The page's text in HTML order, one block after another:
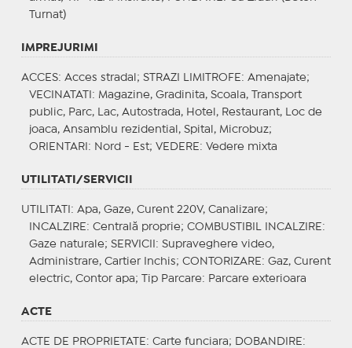
Turnat)
IMPREJURIMI
ACCES: Acces stradal; STRAZI LIMITROFE : Amenajate;
VECINATATI : Magazine, Gradinita, Scoala, Transport
public, Parc, Lac, Autostrada, Hotel, Restaurant, Loc de
joaca, Ansamblu rezidential, Spital, Microbuz;
ORIENTARI : Nord - Est; VEDERE : Vedere mixta
UTILITATI/SERVICII
UTILITATI : Apa, Gaze, Curent 220V, Canalizare;
INCALZIRE : Centrală proprie; COMBUSTIBIL INCALZIRE :
Gaze naturale; SERVICII : Supraveghere video,
Administrare, Cartier Inchis; CONTORIZARE : Gaz, Curent
electric, Contor apa;
Tip Parcare: Parcare exterioara
ACTE
ACTE DE PROPRIETATE : Carte funciara; DOBANDIRE :